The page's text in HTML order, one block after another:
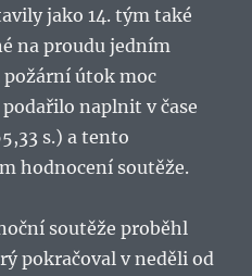
jako 14. tým také
na proudu jedním
požární útok moc
naplnit v čase
s.) a tento
hodnocení soutěže.
soutěže proběhl
pokračoval v neděli od